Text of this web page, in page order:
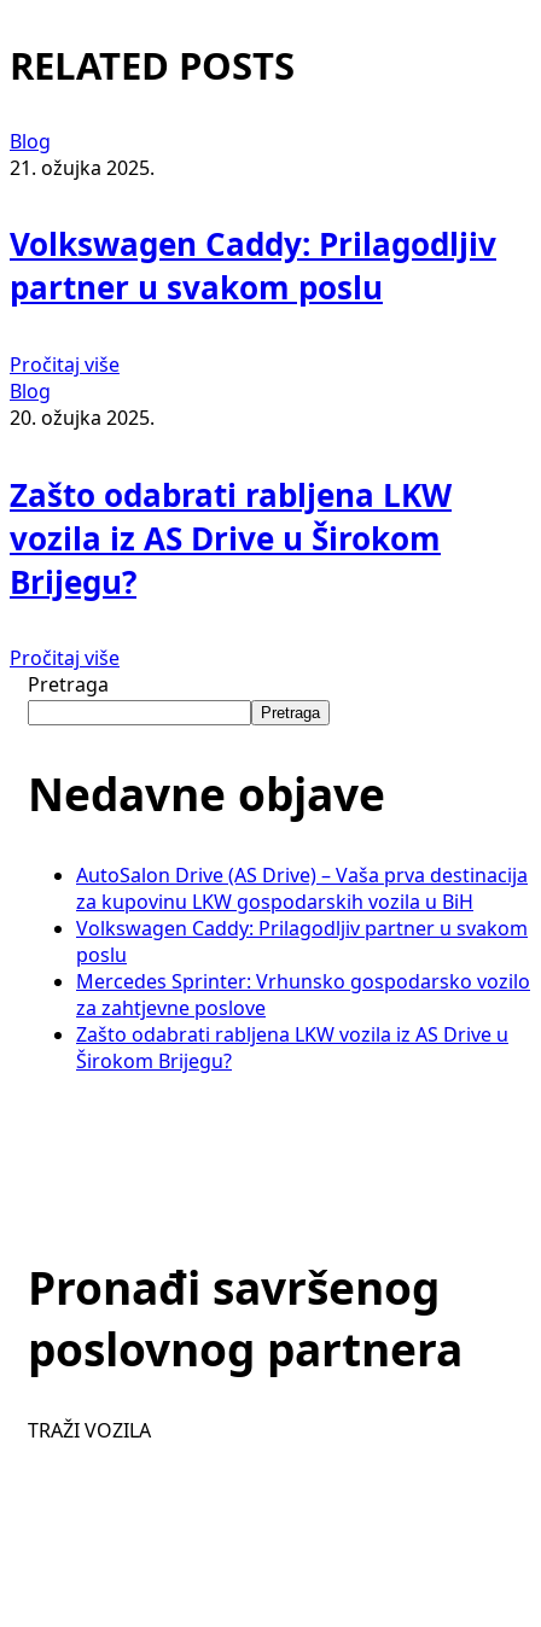
RELATED POSTS
Blog
21. ožujka 2025.
Volkswagen Caddy: Prilagodljiv
partner u svakom poslu
Pročitaj više
Blog
20. ožujka 2025.
Zašto odabrati rabljena LKW
vozila iz AS Drive u Širokom
Brijegu?
Pročitaj više
Pretraga
Pretraga
Nedavne objave
AutoSalon Drive (AS Drive) – Vaša prva destinacija
za kupovinu LKW gospodarskih vozila u BiH
Volkswagen Caddy: Prilagodljiv partner u svakom
poslu
Mercedes Sprinter: Vrhunsko gospodarsko vozilo
za zahtjevne poslove
Zašto odabrati rabljena LKW vozila iz AS Drive u
Širokom Brijegu?
Pronađi savršenog
poslovnog partnera
TRAŽI VOZILA